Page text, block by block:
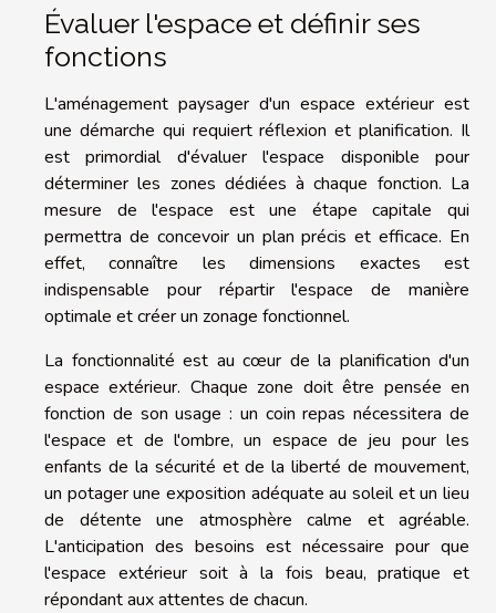
Évaluer l'espace et définir ses
fonctions
L'aménagement paysager d'un espace extérieur est
une démarche qui requiert réflexion et planification. Il
est primordial d'évaluer l'espace disponible pour
déterminer les zones dédiées à chaque fonction. La
mesure de l'espace est une étape capitale qui
permettra de concevoir un plan précis et efficace. En
effet, connaître les dimensions exactes est
indispensable pour répartir l'espace de manière
optimale et créer un zonage fonctionnel.
La fonctionnalité est au cœur de la planification d'un
espace extérieur. Chaque zone doit être pensée en
fonction de son usage : un coin repas nécessitera de
l'espace et de l'ombre, un espace de jeu pour les
enfants de la sécurité et de la liberté de mouvement,
un potager une exposition adéquate au soleil et un lieu
de détente une atmosphère calme et agréable.
L'anticipation des besoins est nécessaire pour que
l'espace extérieur soit à la fois beau, pratique et
répondant aux attentes de chacun.